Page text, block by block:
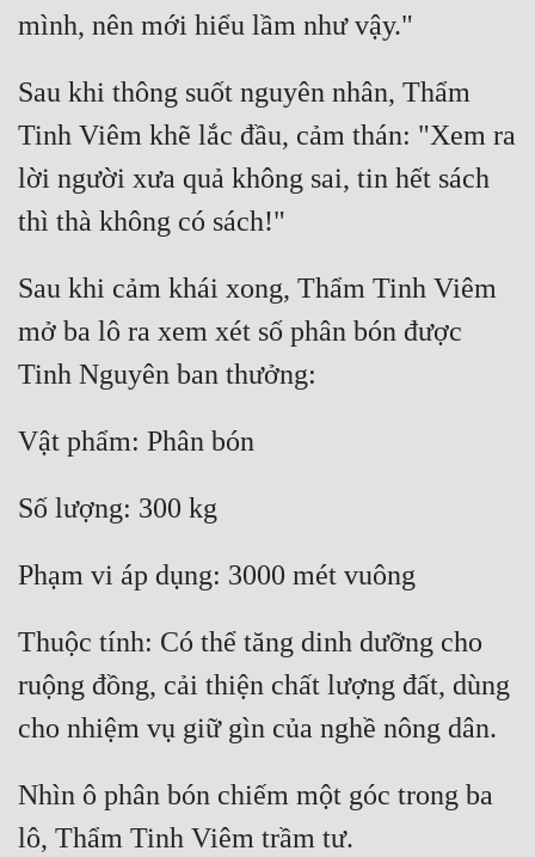
Ngược
Phong Thủy - Tâm Linh
Phương Tây
Sắc
Sủng
Tiểu Thuyết
Trinh Thám
Triều Đấu
Trùng Sinh
Trọng Sinh
Sau khi thông suốt nguyên nhân, Thẩm
Tinh Viêm khẽ lắc đầu, cảm thán: "Xem ra
lời người xưa quả không sai, tin hết sách
Sau khi cảm khái xong, Thẩm Tinh Viêm
mở ba lô ra xem xét số phân bón được
Thuộc tính: Có thể tăng dinh dưỡng cho
ruộng đồng, cải thiện chất lượng đất, dùng
Nhìn ô phân bón chiếm một góc trong ba